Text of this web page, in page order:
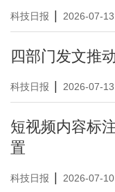
科技日报 2026-07-
四部门发文推
科技日报 2026-07-
短视频内容标
置
科技日报 2026-07-